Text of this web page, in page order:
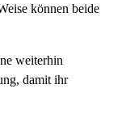
können beide
weiterhin
damit ihr